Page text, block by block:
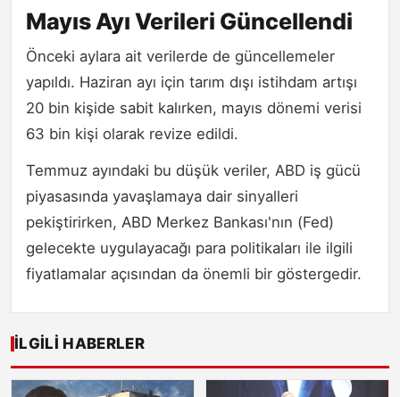
Mayıs Ayı Verileri Güncellendi
Önceki aylara ait verilerde de güncellemeler
yapıldı. Haziran ayı için tarım dışı istihdam artışı
20 bin kişide sabit kalırken, mayıs dönemi verisi
63 bin kişi olarak revize edildi.
Temmuz ayındaki bu düşük veriler, ABD iş gücü
piyasasında yavaşlamaya dair sinyalleri
pekiştirirken, ABD Merkez Bankası'nın (Fed)
gelecekte uygulayacağı para politikaları ile ilgili
fiyatlamalar açısından da önemli bir göstergedir.
İLGILI HABERLER